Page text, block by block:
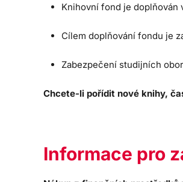
Knihovní fond je doplňován
Cílem doplňování fondu je
Zabezpečení studijních
Chcete-li pořídit nové knihy,
Informace pro